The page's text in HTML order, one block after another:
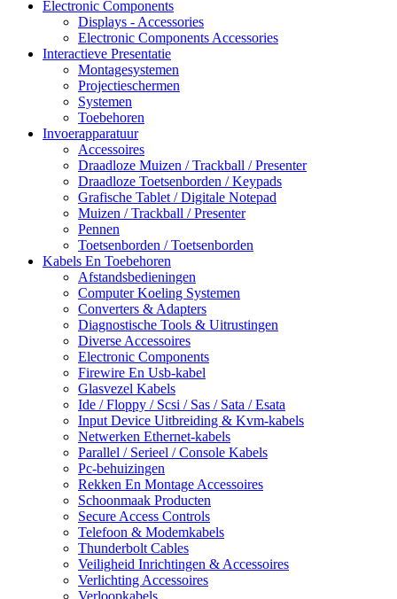
Electronic Components
Displays - Accessories
Electronic Components Accessories
Interactieve Presentatie
Montagesystemen
Projectieschermen
Systemen
Toebehoren
Invoerapparatuur
Accessoires
Draadloze Muizen / Trackball / Presenter
Draadloze Toetsenborden / Keypads
Grafische Tablet / Digitale Notepad
Muizen / Trackball / Presenter
Pennen
Toetsenborden / Toetsenborden
Kabels En Toebehoren
Afstandsbedieningen
Computer Koeling Systemen
Converters & Adapters
Diagnostische Tools & Uitrustingen
Diverse Accessoires
Electronic Components
Firewire En Usb-kabel
Glasvezel Kabels
Ide / Floppy / Scsi / Sas / Sata / Esata
Input Device Uitbreiding & Kvm-kabels
Netwerken Ethernet-kabels
Parallel / Serieel / Console Kabels
Pc-behuizingen
Rekken En Montage Accessoires
Schoonmaak Producten
Secure Access Controls
Telefoon & Modemkabels
Thunderbolt Cables
Veiligheid Inrichtingen & Accessoires
Verlichting Accessoires